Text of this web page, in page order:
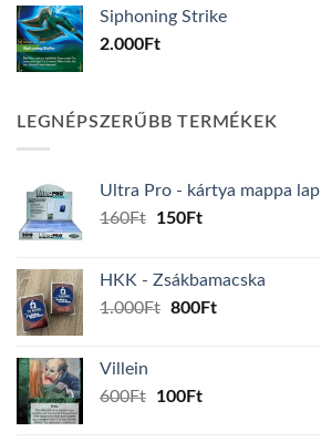
Siphoning Strike
2.000Ft
LEGNÉPSZERŰBB TERMÉKEK
Ultra Pro - kártya mappa lap
160Ft
Original
160Ft.
150FtCurrent
150Ft.
HKK - Zsákbamacska
1.000Ft Original
800FtCurrent
Villein
600Ft
Original
100FtCurrent